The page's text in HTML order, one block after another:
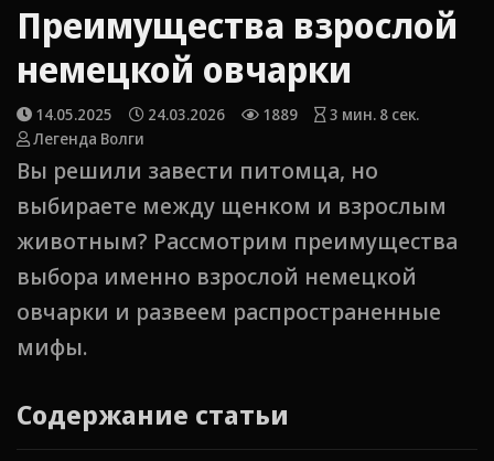
Преимущества взрослой
немецкой овчарки
14.05.2025 24.03.2026 1889
3 мин. 8 сек.
Легенда Волги
Вы решили завести питомца, но
выбираете между щенком и взрослым
животным? Рассмотрим преимущества
выбора именно взрослой немецкой
овчарки и развеем распространенные
мифы.
Содержание статьи